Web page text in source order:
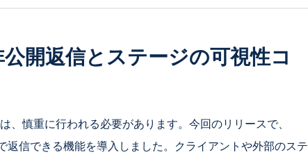
開返信とステージの可視性コ
、慎重に行われる必要があります。今回のリリースで、
信できる機能を導入しました。クライアントや外部のステ